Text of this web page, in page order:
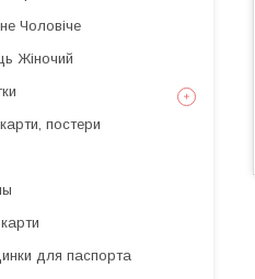
Чоловіче
Жіночий
постери
для паспорта